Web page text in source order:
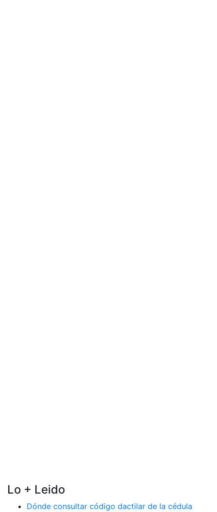
Lo + Leido
Dónde consultar código dactilar de la cédula